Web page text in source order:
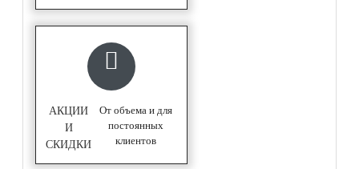
АКЦИИ
И
СКИДКИ
От объема и для
постоянных
клиентов